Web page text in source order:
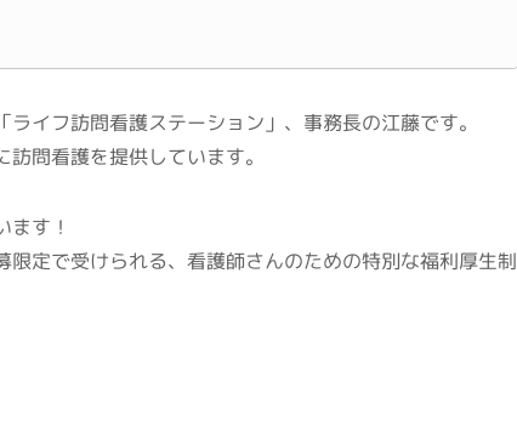
イフ訪問看護ステーション」、事務長の江藤です。
問看護を提供しています。
す！
定で受けられる、看護師さんのための特別な福利厚生制